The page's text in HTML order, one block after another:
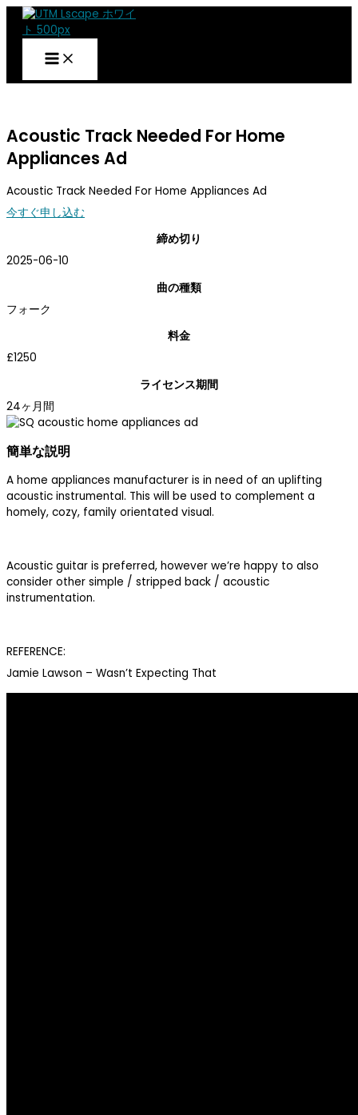
本
ッ
Acoustic Track Needed For Home
Appliances Ad
Acoustic Track Needed For Home Appliances Ad
今すぐ申し込む
締め切り
2025-06-10
曲の種類
フォーク
料金
£1250
ライセンス期間
24ヶ月間
簡単な説明
A home appliances manufacturer is in need of an uplifting
acoustic instrumental. This will be used to complement a
homely, cozy, family orientated visual.
Acoustic guitar is preferred, however we’re happy to also
consider other simple / stripped back / acoustic
instrumentation.
REFERENCE:
Jamie Lawson – Wasn’t Expecting That